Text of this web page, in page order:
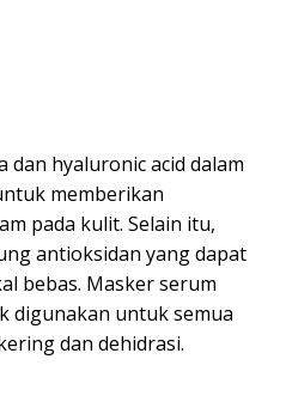
dan hyaluronic acid dalam
memberikan
pada kulit. Selain itu,
antioksidan yang dapat
bebas. Masker serum
digunakan untuk semua
dan dehidrasi.